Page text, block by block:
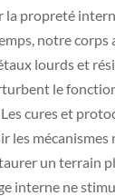
la propreté
notre corps
lourds et
le
cures et
les mécanismes
un terrain
interne ne